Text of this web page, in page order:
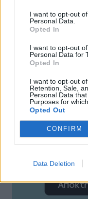
I want to opt-out
Personal Data.
Opted In
I want to opt-out
Personal Data for
Opted In
I want to opt-out
Retention, Sale,
Personal Data
Purposes for
Opted Out
CONFIRM
Data Deletion